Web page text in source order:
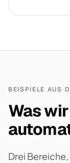
BEISPIELE AUS
Was
Drei